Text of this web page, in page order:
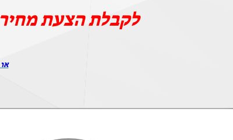
לקבלת הצעת